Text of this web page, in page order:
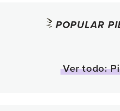
POPULAR
Ver todo: